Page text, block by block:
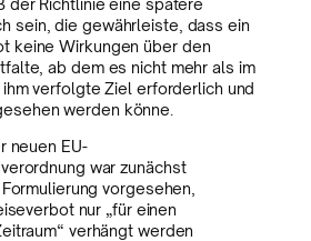
der Richtlinie eine spätere
sein, die gewährleiste, dass ein
keine Wirkungen über den
ab dem es nicht mehr als im
verfolgte Ziel erforderlich und
werden könne.
neuen EU-
war zunächst
vorgesehen,
nur „für einen
verhängt werden